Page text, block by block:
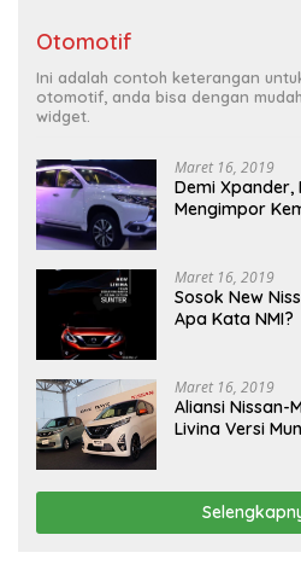
Otomotif
Ini adalah contoh keterangan
otomotif, anda bisa dengan
widget.
Maret 16, 2019
Demi Xpander,
Mengimpor
Maret 16, 2019
Sosok New
Apa Kata NMI?
Maret 16, 2019
Aliansi Nissan-
Livina Versi